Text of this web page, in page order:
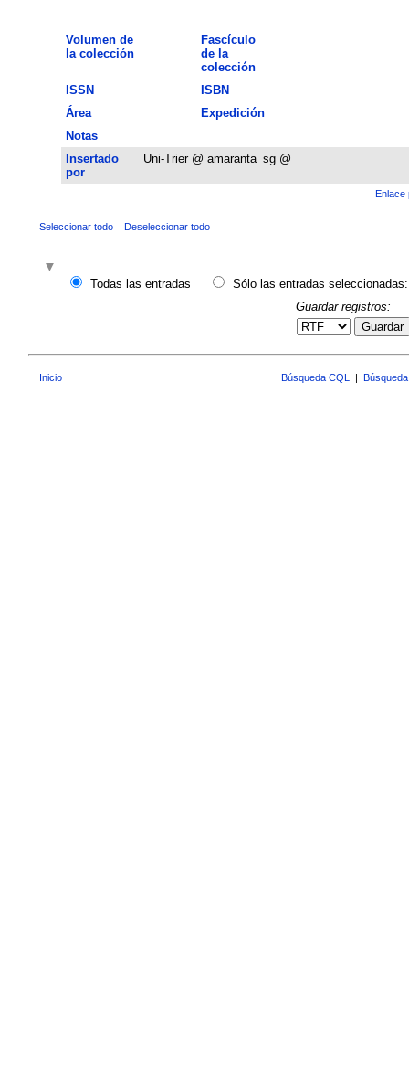
Volumen de
la colección
Fascículo
de la
colección
ISSN
ISBN
Área
Expedición
Notas
Insertado
por
Uni-Trier @ amaranta_sg @
Enlace
Seleccionar todo Deseleccionar todo
Todas las entradas
Sólo las entradas seleccionadas:
Guardar registros:
Guardar
Inicio Búsqueda CQL